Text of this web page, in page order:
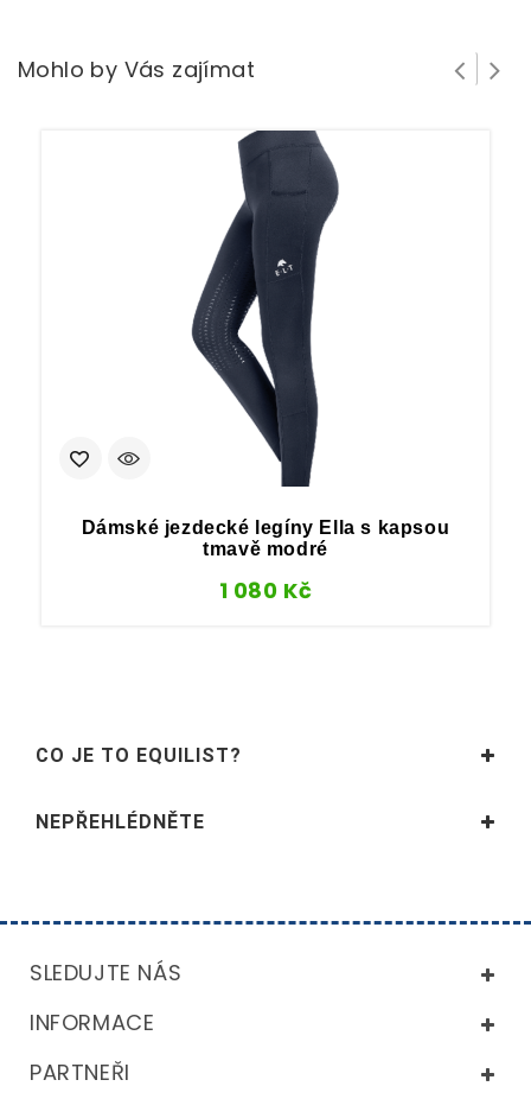
Mohlo by Vás zajímat
Dámské jezdecké legíny Ella s kapsou
tmavě modré
1 080 Kč
CO JE TO EQUILIST?
NEPŘEHLÉDNĚTE
SLEDUJTE NÁS
INFORMACE
PARTNEŘI